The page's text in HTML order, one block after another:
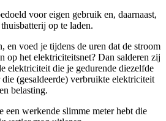
voor eigen gebruik en, daarnaast,
op te laden.
en voed je tijdens de uren dat de stroom
op het elektriciteitsnet? Dan salderen zij
elektriciteit die je gedurende diezelfde
(gesaldeerde) verbruikte elektriciteit
belasting.
een werkende slimme meter hebt die